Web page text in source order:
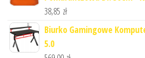
38,85 zł
Biurko Gamingowe
5.0